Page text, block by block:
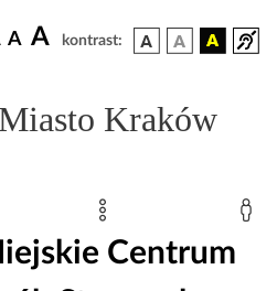
A A kontrast:
Miasto Kraków
Centrum